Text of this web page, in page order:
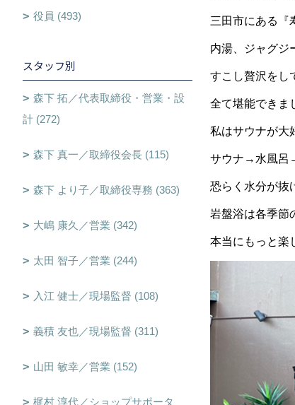
三田市にある
内湯、ジャグジ
すこし贅沢をし
全て堪能できま
私はサウナが大
サウナ→水風呂
恐らく水分が抜
岩盤浴は各季節
本当にもっと楽
役員 (493)
スタッフ別
森下 拓／代表取締役・営業・設
計 (272)
森下 真一／取締役会長 (115)
森下 より子／取締役専務 (363)
大嶋 康久／営業 (342)
太田 智子／営業 (244)
入江 健士／現場監督 (108)
義積 友也／現場監督 (311)
山田 敏幸／営業 (152)
梶村 淳代／ショップサポータ